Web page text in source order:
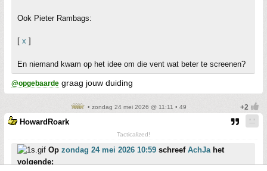
Ook Pieter Rambags:
[ x ]
En niemand kwam op het idee om die vent wat beter te screenen?
@opgebaarde graag jouw duiding
• zondag 24 mei 2026 @ 11:11 • 49
HowardRoark
Tacticalized!
Op zondag 24 mei 2026 10:59 schreef AchJahet
volgende: